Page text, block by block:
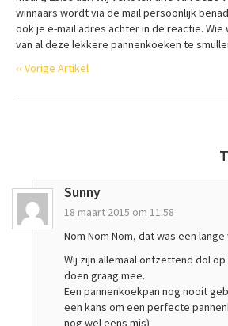
winnaars wordt via de mail persoonlijk
ook je e-mail adres achter in de reactie.
van al deze lekkere pannenkoeken te
‹‹ Vorige Artikel
Sunny
18 maart 2015 om 11:58
Nom Nom Nom, dat was een
Wij zijn allemaal ontzettend dol
doen graag mee.
Een pannenkoekpan nog nooit
een kans om een perfecte
nog wel eens mis)